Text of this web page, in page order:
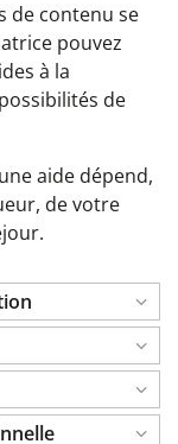
de contenu se
pouvez
à la
de
aide dépend,
de votre